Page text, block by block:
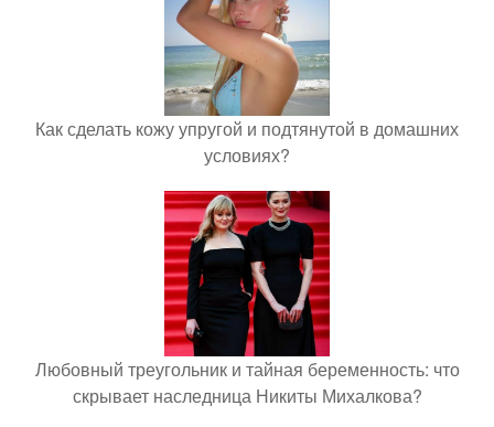
Как сделать кожу упругой и подтянутой в домашних
условиях?
Любовный треугольник и тайная беременность: что
скрывает наследница Никиты Михалкова?